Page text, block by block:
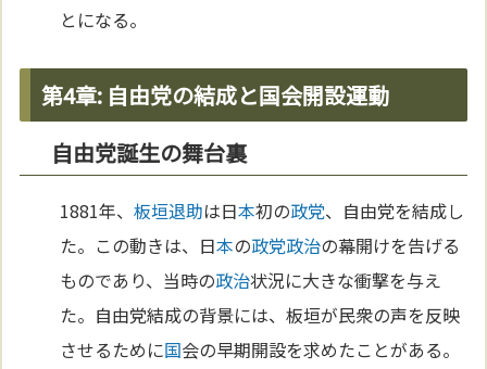
とになる。
第4章: 自由党の結成と国会開設運動
自由党誕生の舞台裏
1881年、板垣退助は日本初の政党、自由党を結成し
た。この動きは、日本の政党政治の幕開けを告げる
ものであり、当時の政治状況に大きな衝撃を与え
た。自由党結成の背景には、板垣が民衆の声を反映
させるために国会の早期開設を求めたことがある。